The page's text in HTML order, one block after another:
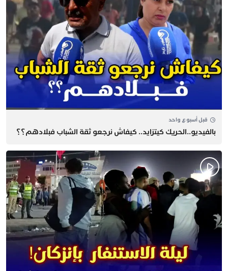
قبل أسبوع واحد
بالفيديو..الحريك كيتزايد.. كيفاش نرجعو ثقة الشباب فبلادهم؟؟